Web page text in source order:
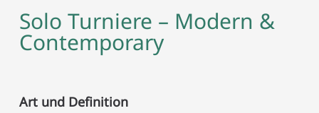
Solo Turniere – Modern &
Contemporary
Art und Definition